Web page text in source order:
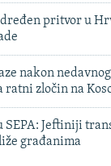
pritvor u
nakon
ratni zločin na
SEPA: Jeftiniji
građanima